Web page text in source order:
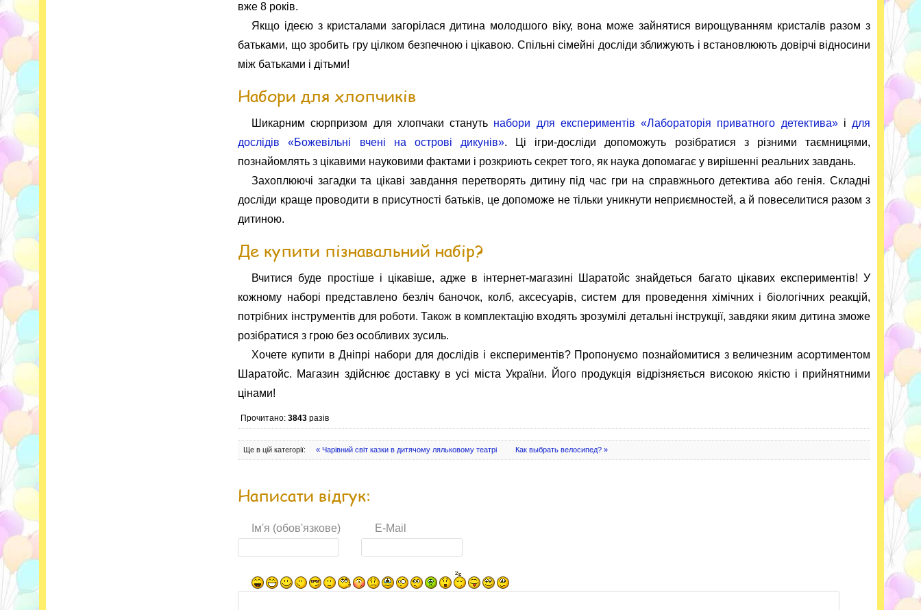
вже 8 років.
Якщо ідеєю з кристалами загорілася дитина молодшого віку, вона може зайнятися вирощуванням кристалів разом з
батьками, що зробить гру цілком безпечною і цікавою. Спільні сімейні досліди зближують і встановлюють довірчі відносини
між батьками і дітьми!
Набори для хлопчиків
Шикарним сюрпризом для хлопчаки стануть набори для експериментів «Лабораторія приватного детектива»і для
дослідів «Божевільні вчені на острові дикунів». Ці ігри-досліди допоможуть розібратися з різними таємницями,
познайомлять з цікавими науковими фактами і розкриють секрет того, як наука допомагає у вирішенні реальних завдань.
Захоплюючі загадки та цікаві завдання перетворять дитину під час гри на справжнього детектива або генія. Складні
досліди краще проводити в присутності батьків, це допоможе не тільки уникнути неприємностей, а й повеселитися разом з
дитиною.
Де купити пізнавальний набір?
Вчитися буде простіше і цікавіше, адже в інтернет-магазині Шаратойс знайдеться багато цікавих експериментів! У
кожному наборі представлено безліч баночок, колб, аксесуарів, систем для проведення хімічних і біологічних реакцій,
потрібних інструментів для роботи. Також в комплектацію входять зрозумілі детальні інструкції, завдяки яким дитина зможе
розібратися з грою без особливих зусиль.
Хочете купити в Дніпрі набори для дослідів і експериментів? Пропонуємо познайомитися з величезним асортиментом
Шаратойс. Магазин здійснює доставку в усі міста України. Його продукція відрізняється високою якістю і прийнятними
цінами!
Прочитано:3843 разів
Ще в цій категорії: « Чарівний світ казки в дитячому ляльковому театрі Как выбрать велосипед? »
Написати відгук:
Ім'я (обов'язкове) E-Mail